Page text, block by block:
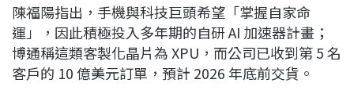
陳福陽指出，手機與科技巨頭希望「掌握自家命
運」，因此積極投入多年期的自研 AI 加速器計畫；
博通稱這類客製化晶片為 XPU，而公司已收到第 5 名
客戶的 10 億美元訂單，預計 2026 年底前交貨。